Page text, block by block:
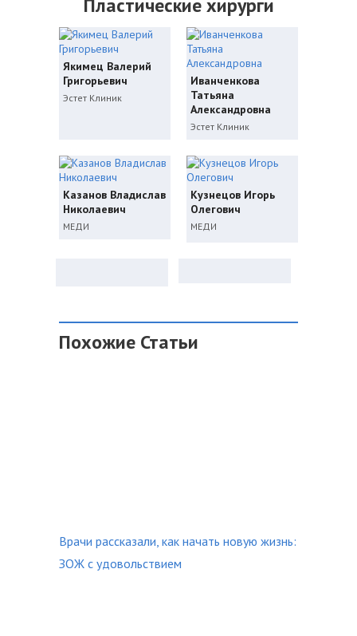
Пластические хирурги
Якимец Валерий
Григорьевич
Эстет Клиник
Иванченкова
Татьяна
Александровна
Эстет Клиник
Казанов Владислав
Николаевич
МЕДИ
Кузнецов Игорь
Олегович
МЕДИ
Похожие Статьи
Врачи рассказали, как начать новую жизнь:
ЗОЖ с удовольствием